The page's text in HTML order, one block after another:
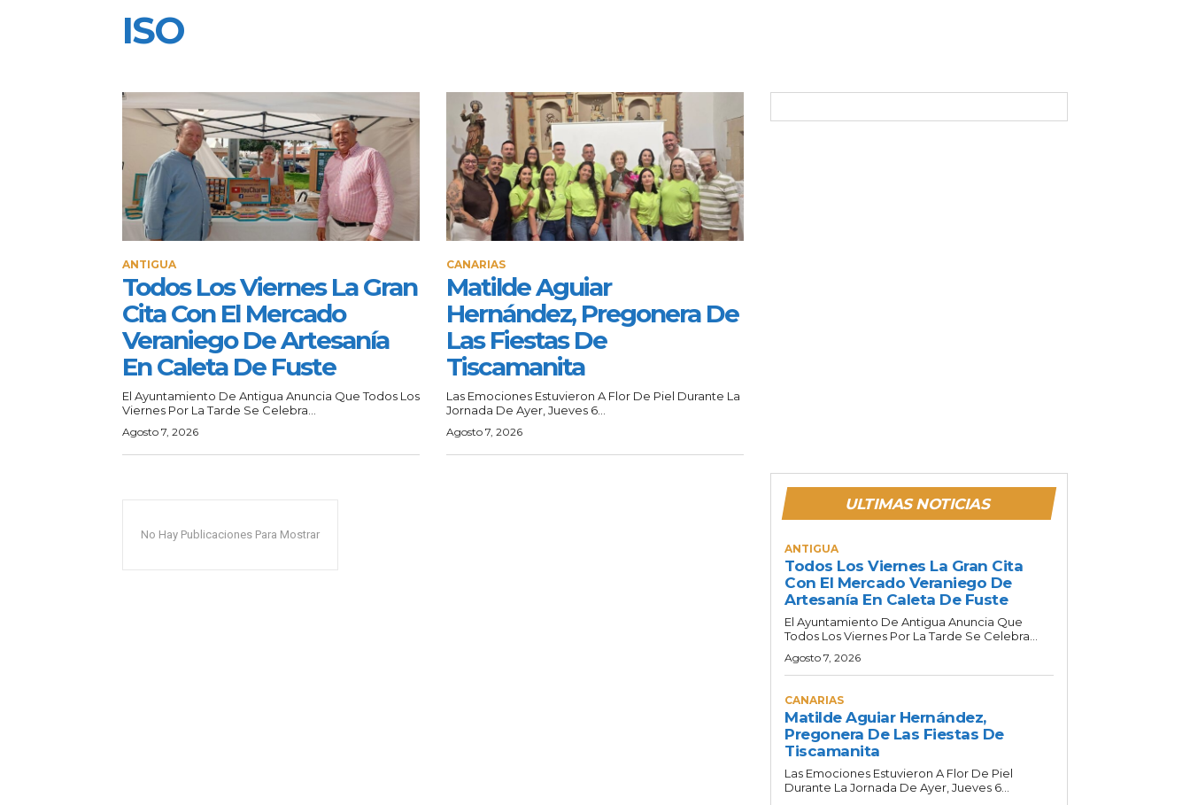
ISO
ANTIGUA
Todos Los Viernes La Gran
Cita Con El Mercado
Veraniego De Artesanía
En Caleta De Fuste
El Ayuntamiento De Antigua Anuncia Que Todos Los
Viernes Por La Tarde Se Celebra...
Agosto 7, 2026
CANARIAS
Matilde Aguiar
Hernández, Pregonera De
Las Fiestas De
Tiscamanita
Las Emociones Estuvieron A Flor De Piel Durante La
Jornada De Ayer, Jueves 6...
Agosto 7, 2026
No Hay Publicaciones Para Mostrar
ULTIMAS NOTICIAS
ANTIGUA
Todos Los Viernes La Gran Cita
Con El Mercado Veraniego De
Artesanía En Caleta De Fuste
El Ayuntamiento De Antigua Anuncia Que
Todos Los Viernes Por La Tarde Se Celebra...
Agosto 7, 2026
CANARIAS
Matilde Aguiar Hernández,
Pregonera De Las Fiestas De
Tiscamanita
Las Emociones Estuvieron A Flor De Piel
Durante La Jornada De Ayer, Jueves 6...